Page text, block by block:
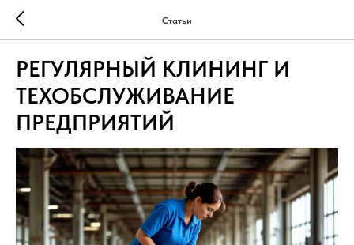
Статьи
РЕГУЛЯРНЫЙ КЛИНИНГ И
ТЕХОБСЛУЖИВАНИЕ
ПРЕДПРИЯТИЙ